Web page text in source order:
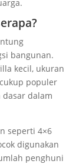
bangunan.
kecil, ukuran
populer
dalam
seperti 4×6
digunakan
penghuni